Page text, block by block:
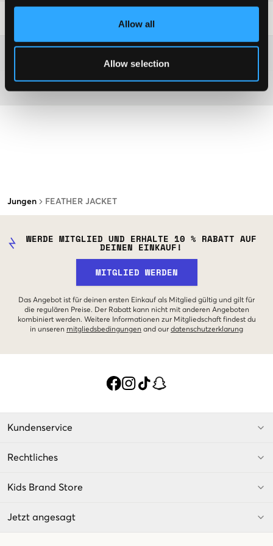
Allow all
Allow selection
Jungen FEATHER JACKET
WERDE MITGLIED UND ERHALTE 10 % RABATT AUF
DEINEN EINKAUF!
MITGLIED WERDEN
Das Angebot ist für deinen ersten Einkauf als Mitglied gültig und gilt für
die regulären Preise. Der Rabatt kann nicht mit anderen Angeboten
kombiniert werden. Weitere Informationen zur Mitgliedschaft findest du
in unseren mitgliedsbedingungen and our datenschutzerklarung
Kundenservice
Rechtliches
Kids Brand Store
Jetzt angesagt